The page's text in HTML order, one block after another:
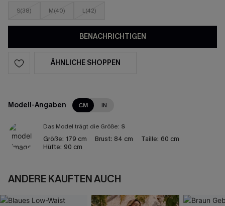
S(38) M(40) L(42)
BENACHRICHTIGEN
ÄHNLICHE SHOPPEN
Modell-Angaben CM IN
Das Model trägt die Größe: S
Größe: 179 cm Brust: 84 cm Taille: 60 cm
Hüfte: 90 cm
ANDERE KAUFTEN AUCH